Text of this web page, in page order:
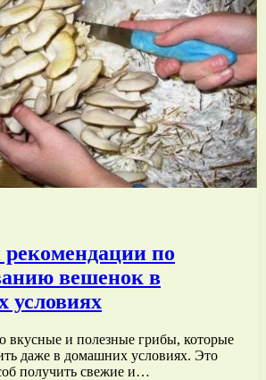
по
вешенок в
условиях
и полезные грибы, которые
даже в домашних условиях. Это
получить свежие и…